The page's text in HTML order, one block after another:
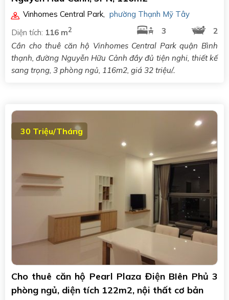
Vinhomes Central Park, phường Thạnh Mỹ Tây
Diện tích: 116 m2 3
2
Cần cho thuê căn hộ Vinhomes Central Park quận Bình
thạnh, đường Nguyễn Hữu Cảnh đầy đủ tiện nghi, thiết kế
sang trọng, 3 phòng ngủ, 116m2, giá 32 triệu/..
30 Triệu/Tháng
Cho thuê căn hộ Pearl Plaza Điện BIên Phủ 3
phòng ngủ, diện tích 122m2, nội thất cơ bản